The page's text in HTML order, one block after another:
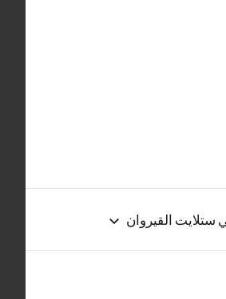
ستلايت القيروان